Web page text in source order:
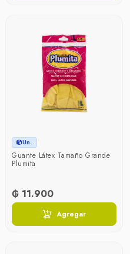
Un.
Guante Látex Tamaño Grande
Plumita
₲ 11.900
Agregar